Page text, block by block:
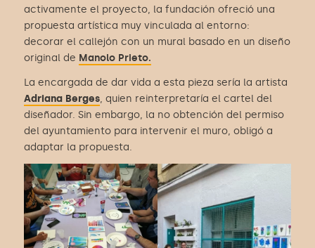
activamente el proyecto, la fundación ofreció una
propuesta artística muy vinculada al entorno:
decorar el callejón con un mural basado en un diseño
original de Manolo Prieto.
La encargada de dar vida a esta pieza sería la artista
Adriana Berges, quien reinterpretaría el cartel del
diseñador. Sin embargo, la no obtención del permiso
del ayuntamiento para intervenir el muro, obligó a
adaptar la propuesta.